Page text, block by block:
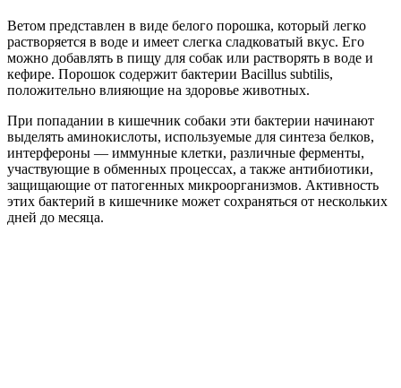
Ветом представлен в виде белого порошка, который легко
растворяется в воде и имеет слегка сладковатый вкус. Его
можно добавлять в пищу для собак или растворять в воде и
кефире. Порошок содержит бактерии Bacillus subtilis,
положительно влияющие на здоровье животных.
При попадании в кишечник собаки эти бактерии начинают
выделять аминокислоты, используемые для синтеза белков,
интерфероны — иммунные клетки, различные ферменты,
участвующие в обменных процессах, а также антибиотики,
защищающие от патогенных микроорганизмов. Активность
этих бактерий в кишечнике может сохраняться от нескольких
дней до месяца.